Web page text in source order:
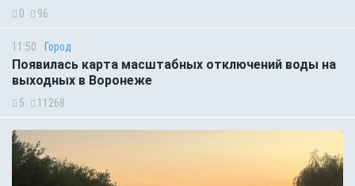
0 96
11:50 Город
Появилась карта масштабных отключений воды на
выходных в Воронеже
5 11268